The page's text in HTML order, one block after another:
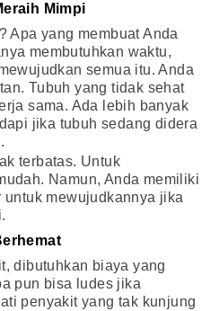
Mimpi
Apa yang membuat Anda
membutuhkan waktu,
semua itu. Anda
Tubuh yang tidak sehat
sama. Ada lebih banyak
jika tubuh sedang didera
terbatas. Untuk
Namun, Anda memiliki
mewujudkannya jika
dibutuhkan biaya yang
pun bisa ludes jika
penyakit yang tak kunjung